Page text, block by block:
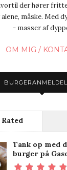
der hører
måske. Med
- masser af
OM MIG /
Tank op med
burger på